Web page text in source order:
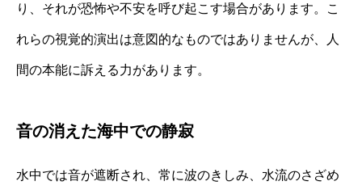
り、それが恐怖や不安を呼び起こす場合があります。こ
れらの視覚的演出は意図的なものではありませんが、人
間の本能に訴える力があります。
音の消えた海中での静寂
水中では音が遮断され、常に波のきしみ、水流のさざめ